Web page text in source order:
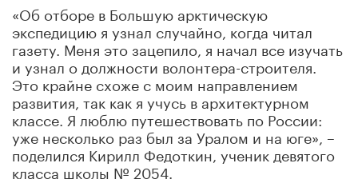
«Об отборе в Большую арктическую
экспедицию я узнал случайно, когда читал
газету. Меня это зацепило, я начал все изучать
и узнал о должности волонтера-строителя.
Это крайне схоже с моим направлением
развития, так как я учусь в архитектурном
классе. Я люблю путешествовать по России:
уже несколько раз был за Уралом и на юге», –
поделился Кирилл Федоткин, ученик девятого
класса школы № 2054.